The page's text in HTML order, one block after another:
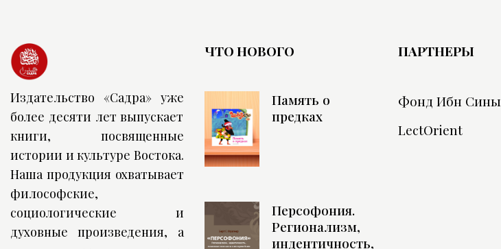
Издательство «Садра» уже
более десяти лет выпускает
книги, посвященные
истории и культуре Востока.
Наша продукция охватывает
философские,
социологические и
духовные произведения, а
ЧТО НОВОГО
Память о
предках
Персофония.
Регионализм,
индентичность,
ПАРТНЕРЫ
Фонд Ибн Сины
LectOrient